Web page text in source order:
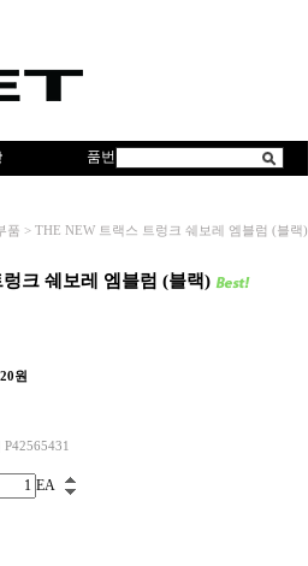
품번
품 > THE NEW 트랙스 트렁크 쉐보레 엠블럼 (블랙)
크 쉐보레 엠블럼 (블랙)
원
P42565431
EA